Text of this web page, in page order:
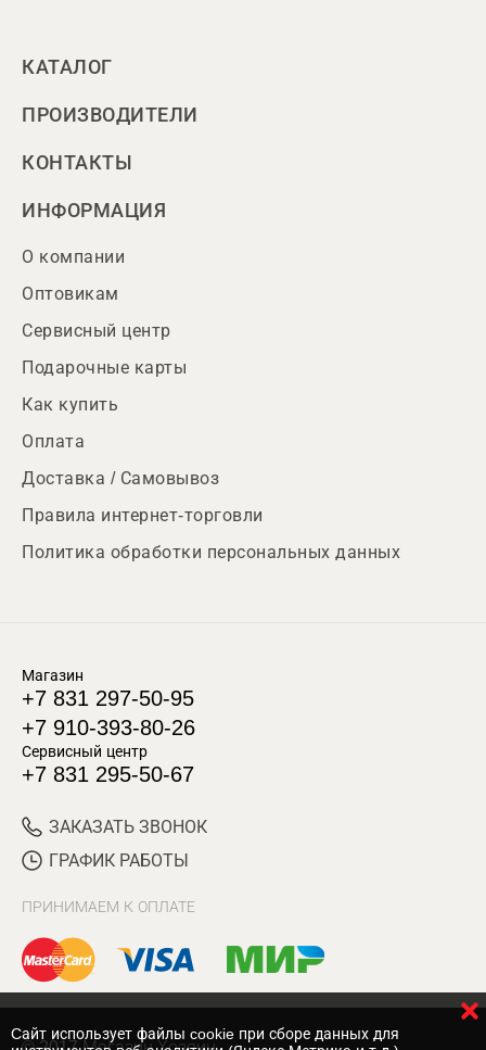
КАТАЛОГ
ПРОИЗВОДИТЕЛИ
КОНТАКТЫ
ИНФОРМАЦИЯ
О компании
Оптовикам
Сервисный центр
Подарочные карты
Как купить
Оплата
Доставка / Самовывоз
Правила интернет-торговли
Политика обработки персональных данных
Магазин
+7 831 297-50-95
+7 910-393-80-26
Сервисный центр
+7 831 295-50-67
ЗАКАЗАТЬ ЗВОНОК
ГРАФИК РАБОТЫ
ПРИНИМАЕМ К ОПЛАТЕ
Cайт использует файлы cookie при сборе данных для